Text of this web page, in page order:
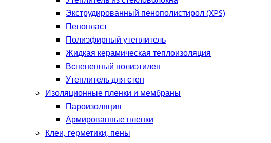
Экструдированный пенополистирол (XPS)
Пенопласт
Полиэфирный утеплитель
Жидкая керамическая теплоизоляция
Вспененный полиэтилен
Утеплитель для стен
Изоляционные пленки и мембраны
Пароизоляция
Армированные пленки
Клеи, герметики, пены